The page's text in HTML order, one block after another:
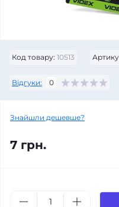
Код товару: 10513
Відгуки: 0
Знайшли дешевше?
7 грн.